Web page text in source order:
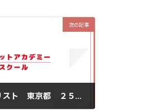
次の記事
Ｋ．Ｄさん スタイリスト 東京都 ２５歳